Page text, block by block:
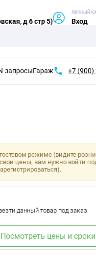
д 6 стр 5)
ЛИЧНЫЙ
Вход
запросыГараж +7 (900)
режиме (видите
цены, вам нужно войти
данный товар под заказ.
Посмотреть цены и сроки